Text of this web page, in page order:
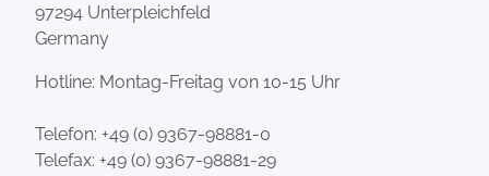
97294 Unterpleichfeld
Germany
Hotline: Montag-Freitag von 10-15 Uhr
Telefon: +49 (0) 9367-98881-0
Telefax: +49 (0) 9367-98881-29